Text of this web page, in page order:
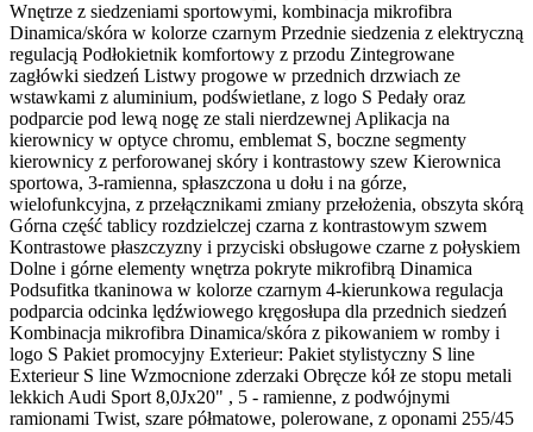
Wnętrze z siedzeniami sportowymi, kombinacja mikrofibra
Dinamica/skóra w kolorze czarnym Przednie siedzenia z elektryczną
regulacją Podłokietnik komfortowy z przodu Zintegrowane
zagłówki siedzeń Listwy progowe w przednich drzwiach ze
wstawkami z aluminium, podświetlane, z logo S Pedały oraz
podparcie pod lewą nogę ze stali nierdzewnej Aplikacja na
kierownicy w optyce chromu, emblemat S, boczne segmenty
kierownicy z perforowanej skóry i kontrastowy szew Kierownica
sportowa, 3-ramienna, spłaszczona u dołu i na górze,
wielofunkcyjna, z przełącznikami zmiany przełożenia, obszyta skórą
Górna część tablicy rozdzielczej czarna z kontrastowym szwem
Kontrastowe płaszczyzny i przyciski obsługowe czarne z połyskiem
Dolne i górne elementy wnętrza pokryte mikrofibrą Dinamica
Podsufitka tkaninowa w kolorze czarnym 4-kierunkowa regulacja
podparcia odcinka lędźwiowego kręgosłupa dla przednich siedzeń
Kombinacja mikrofibra Dinamica/skóra z pikowaniem w romby i
logo S Pakiet promocyjny Exterieur: Pakiet stylistyczny S line
Exterieur S line Wzmocnione zderzaki Obręcze kół ze stopu metali
lekkich Audi Sport 8,0Jx20" , 5 - ramienne, z podwójnymi
ramionami Twist, szare półmatowe, polerowane, z oponami 255/45